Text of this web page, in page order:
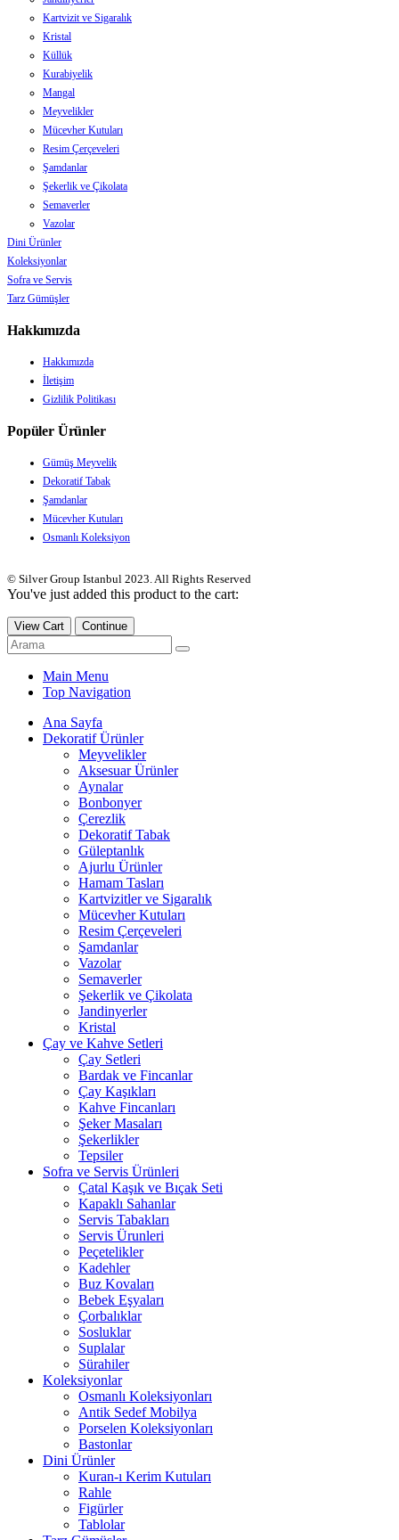
Kartvizit ve Sigaralık
Kristal
Küllük
Kurabiyelik
Mangal
Meyvelikler
Mücevher Kutuları
Resim Çerçeveleri
Şamdanlar
Şekerlik ve Çikolata
Semaverler
Vazolar
Dini Ürünler
Koleksiyonlar
Sofra ve Servis
Tarz Gümüşler
Hakkımızda
Hakkımızda
İletişim
Gizlilik Politikası
Popüler Ürünler
Gümüş Meyvelik
Dekoratif Tabak
Şamdanlar
Mücevher Kutuları
Osmanlı Koleksiyon
© Silver Group Istanbul 2023. All Rights Reserved
You've just added this product to the cart:
View Cart Continue
Main Menu
Top Navigation
Ana Sayfa
Dekoratif Ürünler
Meyvelikler
Aksesuar Ürünler
Aynalar
Bonbonyer
Çerezlik
Dekoratif Tabak
Güleptanlık
Ajurlu Ürünler
Hamam Tasları
Kartvizitler ve Sigaralık
Mücevher Kutuları
Resim Çerçeveleri
Şamdanlar
Vazolar
Semaverler
Şekerlik ve Çikolata
Jandinyerler
Kristal
Çay ve Kahve Setleri
Çay Setleri
Bardak ve Fincanlar
Çay Kaşıkları
Kahve Fincanları
Şeker Masaları
Şekerlikler
Tepsiler
Sofra ve Servis Ürünleri
Çatal Kaşık ve Bıçak Seti
Kapaklı Sahanlar
Servis Tabakları
Servis Ürunleri
Peçetelikler
Kadehler
Buz Kovaları
Bebek Eşyaları
Çorbalıklar
Sosluklar
Suplalar
Sürahiler
Koleksiyonlar
Osmanlı Koleksiyonları
Antik Sedef Mobilya
Porselen Koleksiyonları
Bastonlar
Dini Ürünler
Kuran-ı Kerim Kutuları
Rahle
Figürler
Tablolar